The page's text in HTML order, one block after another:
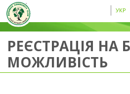
УКР
РЕЄСТРАЦІЯ НА
МОЖЛИВІСТЬ